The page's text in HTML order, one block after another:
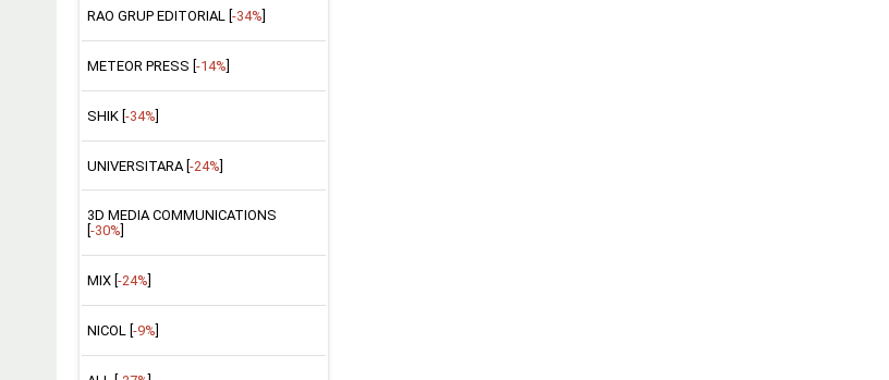
RAO GRUP EDITORIAL [ -34%
METEOR PRESS [ -14%
SHIK [-34%]
UNIVERSITARA [-24%]
3D MEDIA COMMUNICATIONS
-30%
MIX [ -24%
NICOL [ -9%